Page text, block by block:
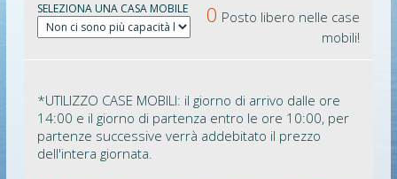
SELEZIONA UNA CASA MOBILE 0 Posto libero nelle case
mobili!
*UTILIZZO CASE MOBILI: il giorno di arrivo dalle ore
14:00 e il giorno di partenza entro le ore 10:00, per
partenze successive verrà addebitato il prezzo
dell'intera giornata.